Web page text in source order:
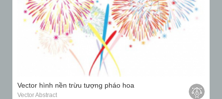
Vector hình nền trừu tượng pháo hoa
Vector Abstract